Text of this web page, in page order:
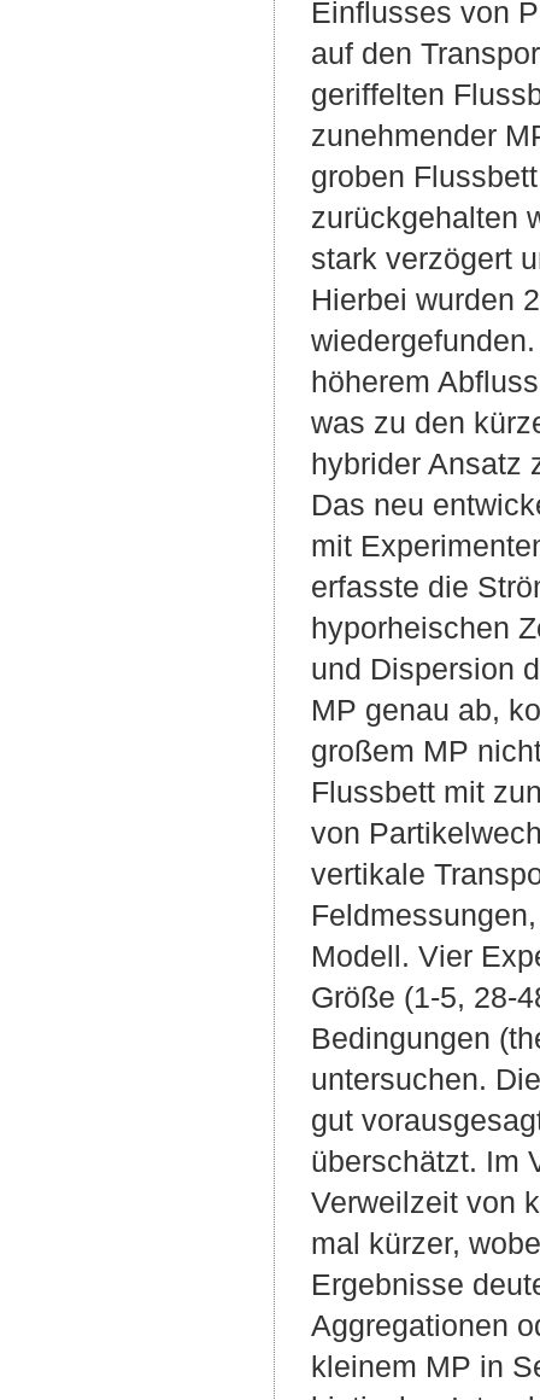
Einflusses von
auf den
geriffelten
zunehmender
groben
zurückgehalten
stark verzögert
Hierbei wurden
höherem
was zu den
hybrider Ansatz
Das neu
mit
erfasste die
hyporheischen
und Dispersion
MP genau ab,
großem MP
Flussbett mit
von
vertikale
Modell. Vier
Größe (1-5, 28-
Bedingungen
untersuchen.
gut
überschätzt. Im
Verweilzeit von
mal kürzer,
Ergebnisse
Aggregationen
kleinem MP in